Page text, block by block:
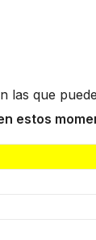
las que
estos